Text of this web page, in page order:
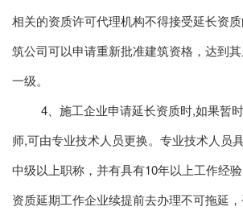
相关的资质许可代理机构不得接受延长资
筑公司可以申请重新批准建筑资格，达到
一级。
4、施工企业申请延长资质时,如果暂
师,可由专业技术人员更换。专业技术人员
中级以上职称，并有具有10年以上工作经验
资质延期工作企业续提前去办理不可拖延